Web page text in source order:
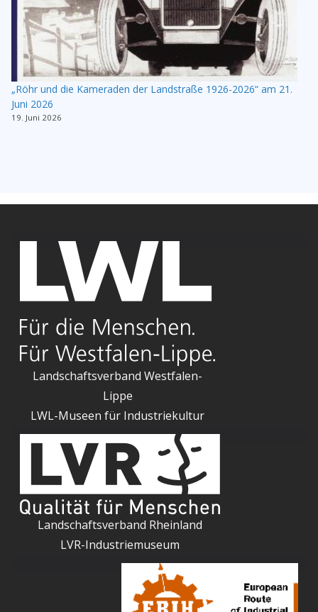
„Röhr und die Kameraden der Landstraße 1926-2026“ am 21.
Juni 2026
19. Juni 2026
Landschaftsverband Westfalen-
Lippe
LWL-Museen für Industriekultur
Landschaftsverband Rheinland
LVR-Industriemuseum